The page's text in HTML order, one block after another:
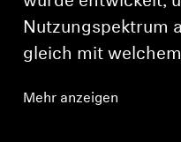
Nutzungspektrum
gleich mit
Mehr anzeigen